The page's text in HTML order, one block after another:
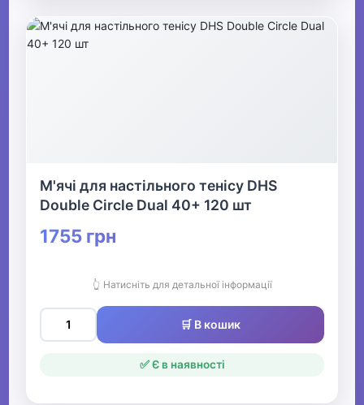
М'ячі для настільного тенісу DHS
Double Circle Dual 40+ 120 шт
1755 грн
👆 Натисніть для детальної інформації
🛒 В кошик
✅ Є в наявності